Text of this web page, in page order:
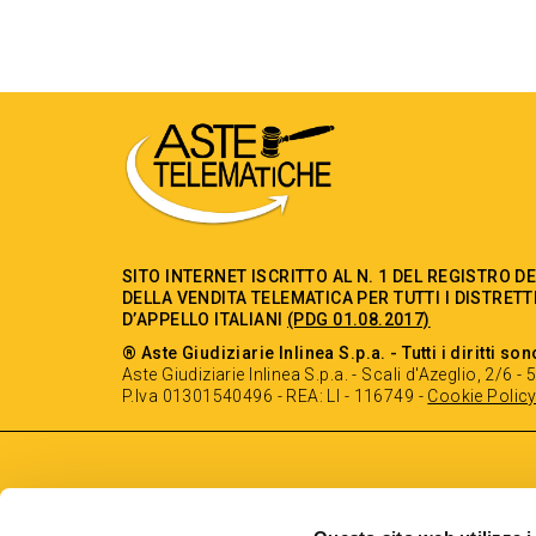
SITO INTERNET ISCRITTO AL N. 1 DEL REGISTRO
DELLA VENDITA TELEMATICA PER TUTTI I
D’APPELLO ITALIANI (PDG 01.08.2017)
® Aste Giudiziarie Inlinea S.p.a. - Tutti i diritti
Aste Giudiziarie Inlinea S.p.a. - Scali d'Azeglio, 2/6 -
P.Iva 01301540496 - REA: LI - 116749 - Cookie Policy